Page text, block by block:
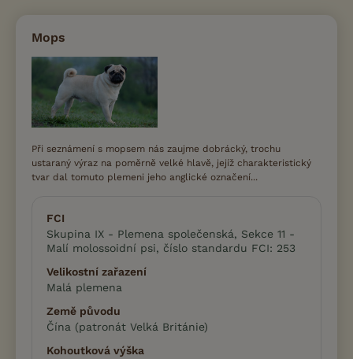
Mops
Při seznámení s mopsem nás zaujme dobrácký, trochu
ustaraný výraz na poměrně velké hlavě, jejíž charakteristický
tvar dal tomuto plemeni jeho anglické označení...
FCI
Skupina IX - Plemena společenská, Sekce 11 -
Malí molossoidní psi, číslo standardu FCI: 253
Velikostní zařazení
Malá plemena
Země původu
Čína (patronát Velká Británie)
Kohoutková výška